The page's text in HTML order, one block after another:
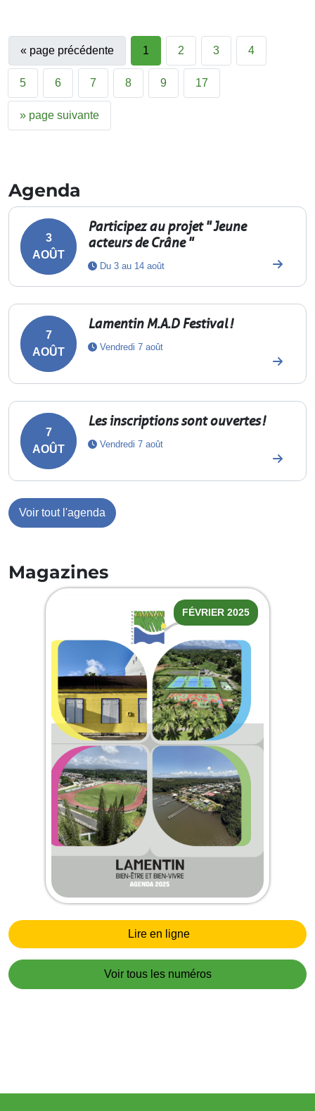
« page précédente 1 2 3 4
5 6 7 8 9 17
» page suivante
Agenda
3
AOÛT
Participez au projet " Jeune
acteurs de Crâne "
Du 3 au 14 août
7
AOÛT
Lamentin M.A.D Festival !
Vendredi 7 août
7
AOÛT
Les inscriptions sont ouvertes !
Vendredi 7 août
Voir tout l'agenda
Magazines
FÉVRIER 2025
Lire en ligne
Voir tous les numéros